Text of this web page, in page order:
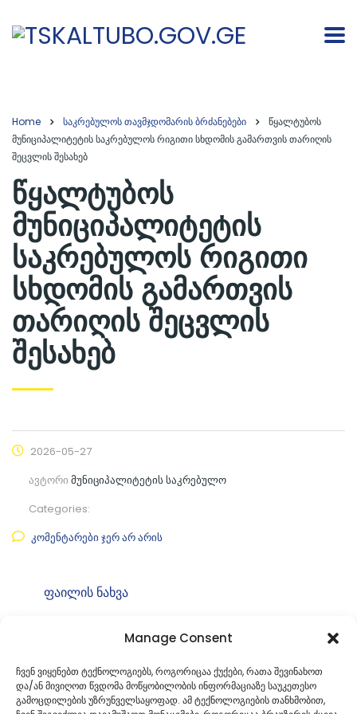
Manage Consent
ჩვენ ვიყენებთ ტექნოლოგიებს, როგორიცაა ქუქები, რათა შევინახოთ
და/ან მივიღოთ წვდომა მოწყობილობის ინფორმაციაზე საუკეთესო
გამოცდილების უზრუნველსაყოფად. ამ ტექნოლოგიების თანხმობით,
Home საკრებულოს თავმჯდომარის ბრძანებები
წყალტუბოს
მუნიციპალიტეტის საკრებულოს რიგითი სხდომის გამართვის თარიღის
შეცვლის შესახებ
წყალტუბოს
მუნიციპალიტეტის
საკრებულოს რიგითი
სხდომის გამართვის
თარიღის შეცვლის
შესახებ
2026-05-27
ავტორი მუნიციპალიტეტის საკრებულო
Categories:
კომენტარები ჯერ არ არის
ფაილის ნახვა
ფაილის ტიპი:pdf
საკრებულოს თავმჯდომარის
ბრძანებები
ID:ბ49. 4926147001